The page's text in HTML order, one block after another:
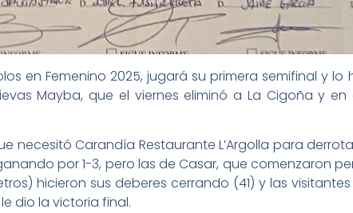
en Femenino 2025, jugará su primera semifinal y lo
Mayba, que el viernes eliminó a La Cigoña y
necesitó Carandía Restaurante L’Argolla para
por 1-3, pero las de Casar, que comenzaron
hicieron sus deberes cerrando (41) y las
dio la victoria final.